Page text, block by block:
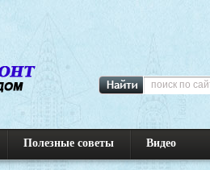
Полезные советы Видео